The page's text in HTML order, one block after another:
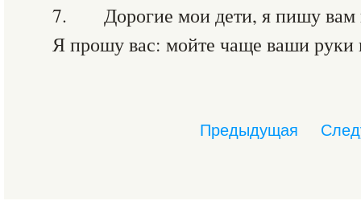
7. Дорогие мои дети, я пишу вам
Я прошу вас: мойте чаще ваши руки
Предыдущая